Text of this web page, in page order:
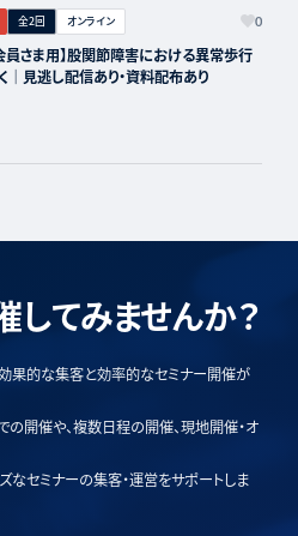
全2回 オンライン 0
員さま用】股関節障害における異常歩行
｜見逃し配信あり・資料配布あり
てみませんか？
果的な集客と効率的なセミナー開催が
の開催や、複数日程の開催、現地開催・オ
なセミナーの集客・運営をサポートしま